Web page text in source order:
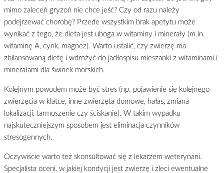
mimo zaleceń gryzoń nie chce jeść? Czy od razu należy
podejrzewać chorobę? Przede wszystkim brak apetytu może
wynikać z tego, że dieta jest uboga w witaminy i minerały (m.in.
witaminę A, cynk, magnez). Warto ustalić, czy zwierzę ma
zbilansowaną dietę i wdrożyć do jadłospisu mieszanki z witaminami i
minerałami dla świnek morskich.
Kolejnym powodem może być stres (np. pojawienie się kolejnego
zwierzęcia w klatce, inne zwierzęta domowe, hałas, zmiana
lokalizacji, tarmoszenie czy ściskanie). W takim wypadku
najskuteczniejszym sposobem jest eliminacja czynników
stresogennych.
Oczywiście warto też skonsultować się z lekarzem weterynarii.
Specjalista oceni, w jakiej kondycji jest zwierzę i zleci ewentualne